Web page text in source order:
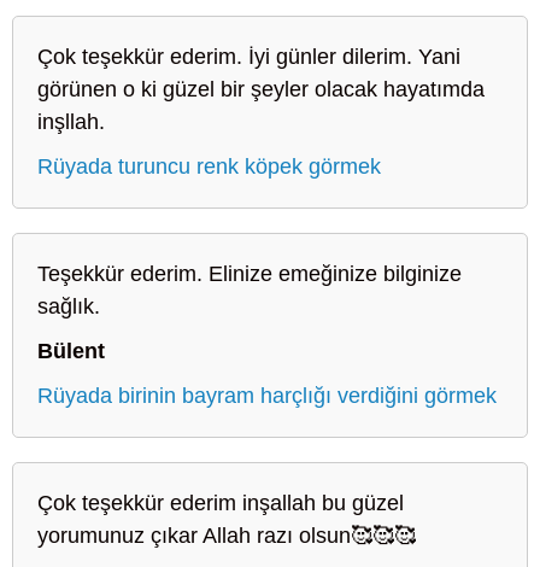
Çok teşekkür ederim. İyi günler dilerim. Yani
görünen o ki güzel bir şeyler olacak hayatımda
inşllah.
Rüyada turuncu renk köpek görmek
Teşekkür ederim. Elinize emeğinize bilginize
sağlık.
Bülent
Rüyada birinin bayram harçlığı verdiğini görmek
Çok teşekkür ederim inşallah bu güzel
yorumunuz çıkar Allah razı olsun🥰🥰🥰